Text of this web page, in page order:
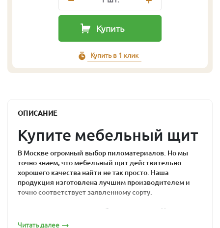
Купить
Купить в 1 клик
ОПИСАНИЕ
Купите мебельный щит
В Москве огромный выбор пиломатериалов. Но мы
точно знаем, что мебельный щит действительно
хорошего качества найти не так просто. Наша
продукция изготовлена лучшим производителем и
точно соответствует заявленному сорту.
Почему мебельный
Читать далее